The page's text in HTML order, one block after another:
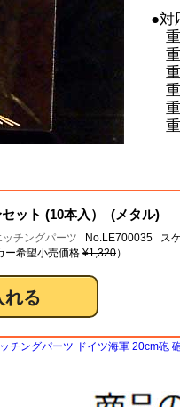
●対
重
重
重
重
重
重
ット (10本入） (メタル)
チングパーツ No.LE700035 ス
ー希望小売価格 ¥1,320）
チングパーツ ドイツ海軍 20cm砲